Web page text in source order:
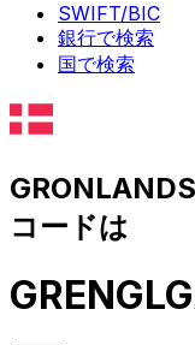
SWIFT/BIC
銀行で検索
国で検索
コードは